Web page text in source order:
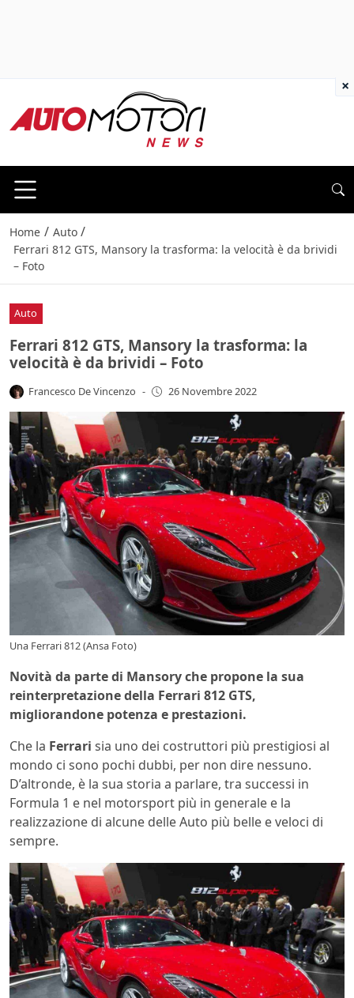
Home / Auto /
Ferrari 812 GTS, Mansory la trasforma: la velocità è da brividi
– Foto
Auto
Ferrari 812 GTS, Mansory la trasforma: la
velocità è da brividi – Foto
Francesco De Vincenzo - 26 Novembre 2022
Una Ferrari 812 (Ansa Foto)
Novità da parte di Mansory che propone la sua
reinterpretazione della Ferrari 812 GTS,
migliorandone potenza e prestazioni.
Che la Ferrari sia uno dei costruttori più prestigiosi al
mondo ci sono pochi dubbi, per non dire nessuno.
D’altronde, è la sua storia a parlare, tra successi in
Formula 1 e nel motorsport più in generale e la
realizzazione di alcune delle Auto più belle e veloci di
sempre.
×